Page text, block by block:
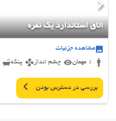
اتاق استاندارد یک نفره
مشاهده جزئیات
1 مهمان
چشم انداز پنکه
بررسی در دسترس بودن